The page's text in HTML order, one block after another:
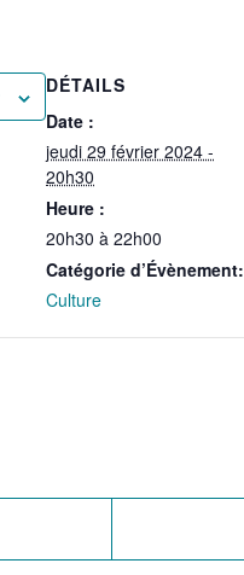
DÉTAILS
Date :
jeudi 29 février 2024 -
20h30
Heure :
20h30 à 22h00
Catégorie d’Évènement:
Culture